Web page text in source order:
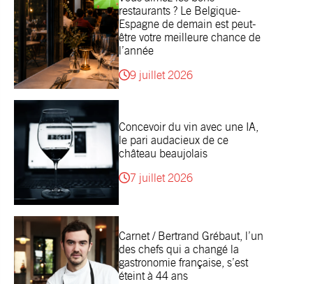
restaurants ? Le Belgique-
Espagne de demain est peut-
être votre meilleure chance de
l’année
9 juillet 2026
Concevoir du vin avec une IA,
le pari audacieux de ce
château beaujolais
7 juillet 2026
Carnet / Bertrand Grébaut, l’un
des chefs qui a changé la
gastronomie française, s’est
éteint à 44 ans